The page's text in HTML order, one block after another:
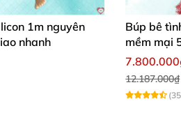
, Vòng hông: 80 cm,
chân: 19 cm
1m nguyên
nhanh
Búp bê
mềm mại
12.187.000₫